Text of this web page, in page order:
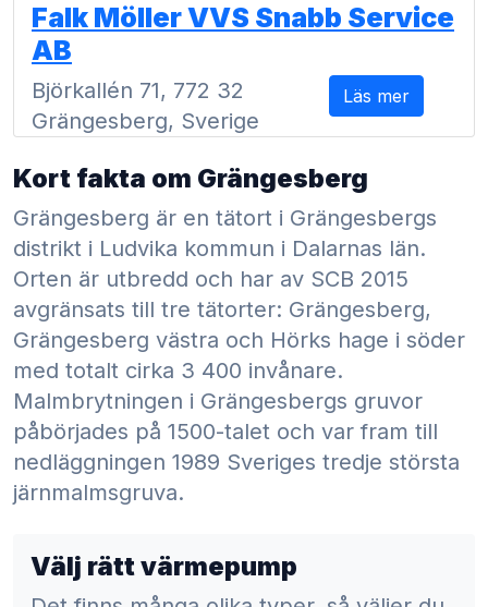
Falk Möller VVS Snabb Service
AB
Björkallén 71, 772 32
Grängesberg, Sverige
Läs mer
Kort fakta om Grängesberg
Grängesberg är en tätort i Grängesbergs
distrikt i Ludvika kommun i Dalarnas län.
Orten är utbredd och har av SCB 2015
avgränsats till tre tätorter: Grängesberg,
Grängesberg västra och Hörks hage i söder
med totalt cirka 3 400 invånare.
Malmbrytningen i Grängesbergs gruvor
påbörjades på 1500-talet och var fram till
nedläggningen 1989 Sveriges tredje största
järnmalmsgruva.
Välj rätt värmepump